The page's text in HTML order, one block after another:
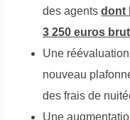
des agents dont
3 250 euros
Une
nouveau
des frais de
Une